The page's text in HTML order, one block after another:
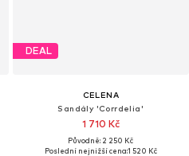
DEAL
CELENA
Sandály 'Corrdelia'
1 710 Kč
Původně: 2 250 Kč
Poslední nejnižší cena:1 520 Kč